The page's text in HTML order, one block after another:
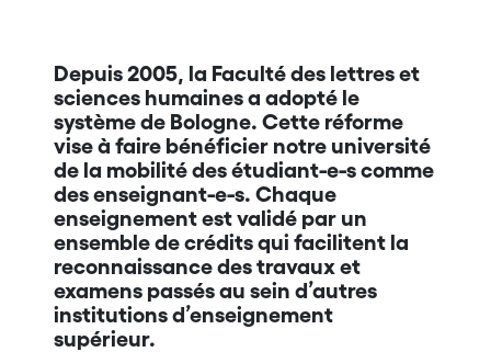
Depuis 2005, la Faculté des lettres et
sciences humaines a adopté le
système de Bologne. Cette réforme
vise à faire bénéficier notre université
de la mobilité des étudiant-e-s comme
des enseignant-e-s. Chaque
enseignement est validé par un
ensemble de crédits qui facilitent la
reconnaissance des travaux et
examens passés au sein d’autres
institutions d’enseignement
supérieur.